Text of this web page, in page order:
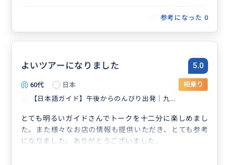
参考になった 0
よいツアーになりました 5.0
60代 日本
相乗り
【日本語ガイド】午後からのんびり出発｜九...
とても明るいガイドさんでトークを十二分に楽しめまし
た。また様々なお店の情報も提供いただき、とても参考
になりました。ありがとうございました。